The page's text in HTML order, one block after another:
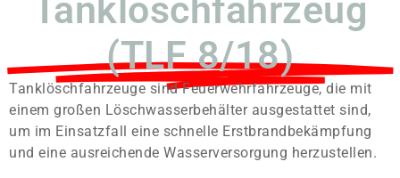
Tanklöschfahrzeug
(TLF 8/18)
Tanklöschfahrzeuge sind Feuerwehrfahrzeuge, die mit
einem großen Löschwasserbehälter ausgestattet sind,
um im Einsatzfall eine schnelle Erstbrandbekämpfung
und eine ausreichende Wasserversorgung herzustellen.